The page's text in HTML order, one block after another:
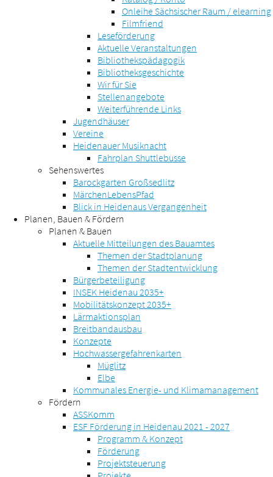
Onleihe Sächsischer Raum / elearning
Filmfriend
Leseförderung
Aktuelle Veranstaltungen
Bibliothekspädagogik
Bibliotheksgeschichte
Wir für Sie
Stellenangebote
Weiterführende Links
Jugendhäuser
Vereine
Heidenauer Musiknacht
Fahrplan Shuttlebusse
Sehenswertes
Barockgarten Großsedlitz
MärchenLebensPfad
Blick in Heidenaus Vergangenheit
Planen, Bauen & Fördern
Planen & Bauen
Aktuelle Mitteilungen des Bauamtes
Themen der Stadtplanung
Themen der Stadtentwicklung
Bürgerbeteiligung
INSEK Heidenau 2035+
Mobilitätskonzept 2035+
Lärmaktionsplan
Breitbandausbau
Konzepte
Hochwassergefahrenkarten
Müglitz
Elbe
Kommunales Energie- und Klimamanagement
Fördern
ASSKomm
ESF Förderung in Heidenau 2021 - 2027
Programm & Konzept
Förderung
Projektsteuerung